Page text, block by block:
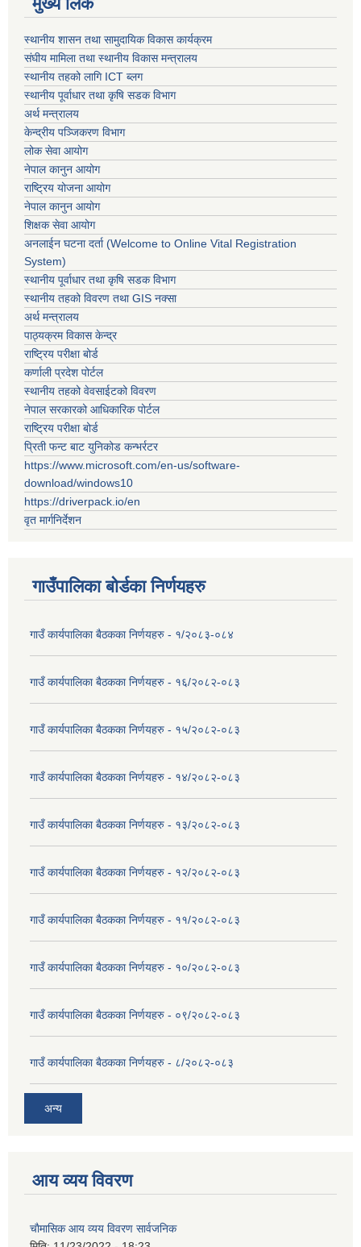
स्थानीय शासन तथा सामुदायिक विकास कार्यक्रम
संघीय मामिला तथा स्थानीय विकास मन्त्रालय
स्थानीय तहको लागि ICT ब्लग
स्थानीय पूर्वाधार तथा कृषि सडक विभाग
अर्थ मन्त्रालय
केन्द्रीय पञ्जिकरण विभाग
लोक सेवा आयोग
नेपाल कानुन आयोग
राष्ट्रिय योजना आयोग
नेपाल कानुन आयोग
शिक्षक सेवा आयोग
अनलाईन घटना दर्ता (Welcome to Online Vital Registration
System)
स्थानीय पूर्वाधार तथा कृषि सडक विभाग
स्थानीय तहको विवरण तथा GIS नक्सा
अर्थ मन्त्रालय
पाठ्यक्रम विकास केन्द्र
राष्ट्रिय परीक्षा बोर्ड
कर्णाली प्रदेश पोर्टल
स्थानीय तहको वेवसाईटको विवरण
नेपाल सरकारको आधिकारिक पोर्टल
राष्ट्रिय परीक्षा बोर्ड
प्रिती फन्ट बाट युनिकोड कन्भर्रटर
https://www.microsoft.com/en-us/software-
download/windows10
https://driverpack.io/en
वृत मार्गनिर्देशन
गाउँपालिका बोर्डका निर्णयहरु
गाउँ कार्यपालिका बैठकका निर्णयहरु - १/२०८३-०८४
गाउँ कार्यपालिका बैठकका निर्णयहरु - १६/२०८२-०८३
गाउँ कार्यपालिका बैठकका निर्णयहरु - १५/२०८२-०८३
गाउँ कार्यपालिका बैठकका निर्णयहरु - १४/२०८२-०८३
गाउँ कार्यपालिका बैठकका निर्णयहरु - १३/२०८२-०८३
गाउँ कार्यपालिका बैठकका निर्णयहरु - १२/२०८२-०८३
गाउँ कार्यपालिका बैठकका निर्णयहरु - ११/२०८२-०८३
गाउँ कार्यपालिका बैठकका निर्णयहरु - १०/२०८२-०८३
गाउँ कार्यपालिका बैठकका निर्णयहरु - ०९/२०८२-०८३
गाउँ कार्यपालिका बैठकका निर्णयहरु - ८/२०८२-०८३
अन्य
आय व्यय विवरण
चाैमासिक आय व्यय विवरण सार्वजनिक